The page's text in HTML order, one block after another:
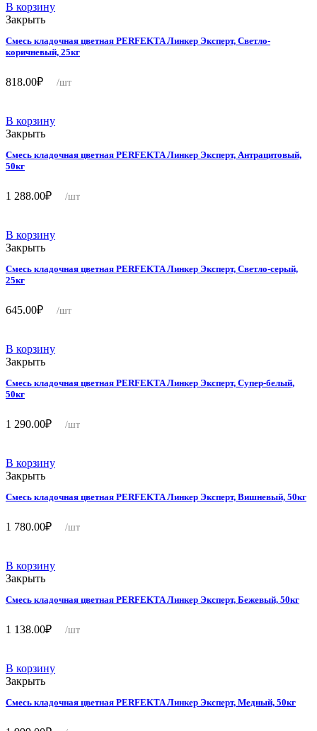
В корзину
Закрыть
Смесь кладочная цветная PERFEKTA Линкер Эксперт, Светло-
коричневый, 25кг
818.00₽ /шт
В корзину
Закрыть
Смесь кладочная цветная PERFEKTA Линкер Эксперт, Антрацитовый,
50кг
1 288.00₽ /шт
В корзину
Закрыть
Смесь кладочная цветная PERFEKTA Линкер Эксперт, Светло-серый,
25кг
645.00₽ /шт
В корзину
Закрыть
Смесь кладочная цветная PERFEKTA Линкер Эксперт, Супер-белый,
50кг
1 290.00₽ /шт
В корзину
Закрыть
Смесь кладочная цветная PERFEKTA Линкер Эксперт, Вишневый, 50кг
1 780.00₽ /шт
В корзину
Закрыть
Смесь кладочная цветная PERFEKTA Линкер Эксперт, Бежевый, 50кг
1 138.00₽ /шт
В корзину
Закрыть
Смесь кладочная цветная PERFEKTA Линкер Эксперт, Медный, 50кг